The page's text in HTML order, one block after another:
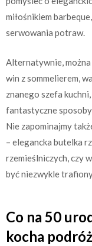
miłośnikiem
serwowania potraw.
Alternatywnie,
win z sommelierem,
znanego szefa
fantastyczne
Nie zapominajmy
– elegancka butelka
rzemieślniczych, czy
być niezwykle
Co na 50
kocha